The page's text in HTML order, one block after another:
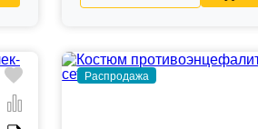
Распродажа